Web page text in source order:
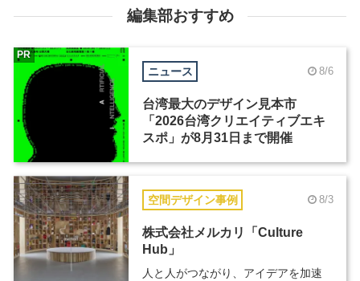
編集部おすすめ
ニュース 8/6
台湾最大のデザイン見本市
「2026台湾クリエイティブエキ
スポ」が8月31日まで開催
PR
空間デザイン事例 8/3
株式会社メルカリ「Culture
Hub」
人と人がつながり、アイデアを加速